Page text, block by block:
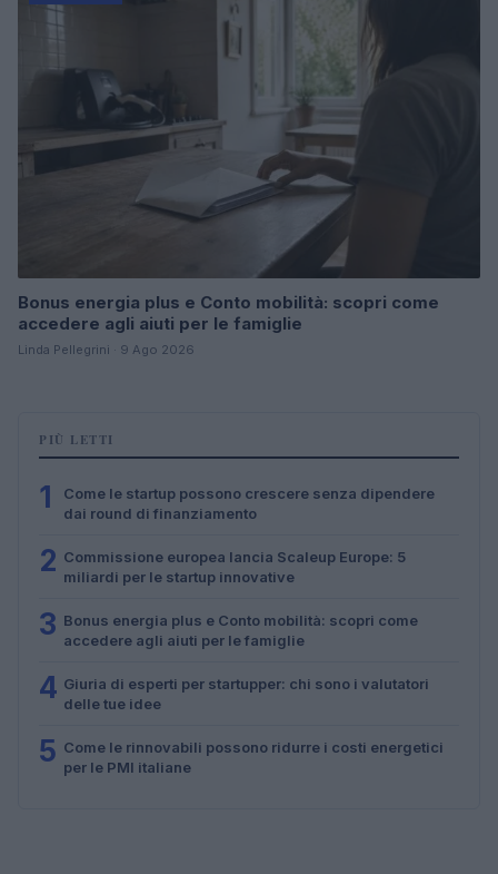
Bonus energia plus e Conto mobilità: scopri come
accedere agli aiuti per le famiglie
Linda Pellegrini · 9 Ago 2026
PIÙ LETTI
1
Come le startup possono crescere senza dipendere
dai round di finanziamento
2 Commissione europea lancia Scaleup Europe: 5
miliardi per le startup innovative
3 Bonus energia plus e Conto mobilità: scopri come
accedere agli aiuti per le famiglie
4 Giuria di esperti per startupper: chi sono i valutatori
delle tue idee
5 Come le rinnovabili possono ridurre i costi energetici
per le PMI italiane